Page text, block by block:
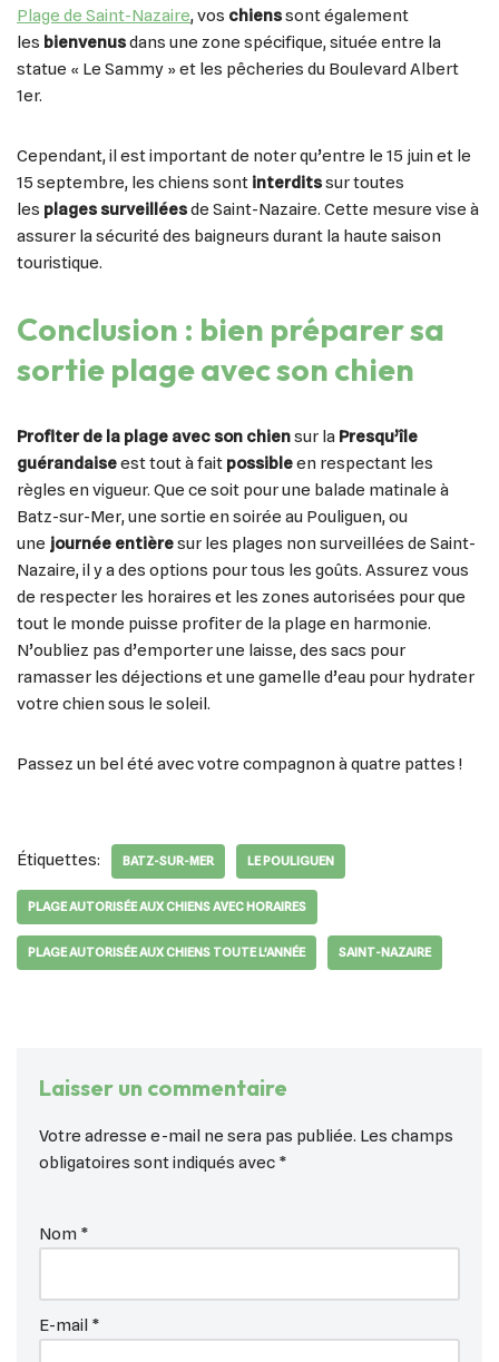
Plage de Saint-Nazaire, vos chienssont également
les bienvenusdans une zone spécifique, située entre la
statue « Le Sammy » et les pêcheries du Boulevard Albert
1er.
Cependant, il est important de noter qu’entre le 15 juin et le
15 septembre, les chiens sont interditssur toutes
les plages surveilléesde Saint-Nazaire. Cette mesure vise à
assurer la sécurité des baigneurs durant la haute saison
touristique.
Conclusion : bien préparer sa
sortie plage avec son chien
Profiter de la plage avec son chiensur la Presqu’île
guérandaiseest tout à fait possibleen respectant les
règles en vigueur. Que ce soit pour une balade matinale à
Batz-sur-Mer, une sortie en soirée au Pouliguen, ou
une journée entièresur les plages non surveillées de Saint-
Nazaire, il y a des options pour tous les goûts. Assurez vous
de respecter les horaires et les zones autorisées pour que
tout le monde puisse profiter de la plage en harmonie.
N’oubliez pas d’emporter une laisse, des sacs pour
ramasser les déjections et une gamelle d’eau pour hydrater
votre chien sous le soleil.
Passez un bel été avec votre compagnon à quatre pattes !
Étiquettes: BATZ-SUR-MER LE POULIGUEN
PLAGE AUTORISÉE AUX CHIENS AVEC HORAIRES
PLAGE AUTORISÉE AUX CHIENS TOUTE L'ANNÉE SAINT-NAZAIRE
Laisser un commentaire
Votre adresse e-mail ne sera pas publiée. Les champs
obligatoires sont indiqués avec *
Nom *
E-mail *